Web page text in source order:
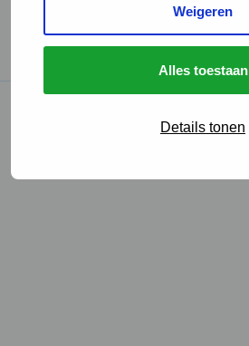
Weigeren
Alles toestaan
Details tonen
GGD Reisvaccinaties